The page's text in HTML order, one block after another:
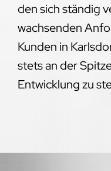
den sich ständig
wachsenden
Kunden in
stets an der
Entwicklung zu